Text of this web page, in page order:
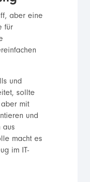
aber eine
für
und
sollte
mit
und
aus
macht es
im IT-